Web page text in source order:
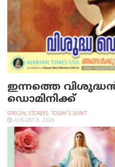
ഇന്നത്തെ
ഡൊമിനിക്ക്
SPECIAL STORIES, TODAY'S SAINT
AUGUST 8, 2026